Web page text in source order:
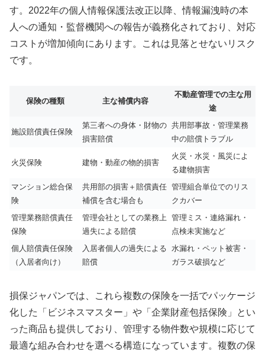
す。2022年の個人情報保護法改正以降、情報漏洩時の本
人への通知・監督機関への報告が義務化されており、対応
コストが増加傾向にあります。これは見落とせないリスク
です。
保険の種類 主な補償内容
不動産管理での主な用
途
施設賠償責任保険
第三者への身体・財物の
損害賠償
共用部事故・管理業務
中の賠償トラブル
火災保険 建物・動産の物的損害
火災・水災・風災によ
る建物損害
マンション総合保
険
共用部の損害＋賠償責任
補償を含む場合も
管理組合単位でのリス
クカバー
管理業務賠償責任
保険
管理会社としての業務上
過失による賠償
管理ミス・連絡漏れ・
点検未実施など
個人賠償責任保険
（入居者向け）
入居者個人の過失による
賠償
水漏れ・ペット被害・
ガラス破損など
損保ジャパンでは、これら複数の保険を一括でパッケージ
化した「ビジネスマスター」や「企業財産包括保険」とい
った商品も提供しており、管理する物件数や規模に応じて
最適な組み合わせを選べる構造になっています。複数の保